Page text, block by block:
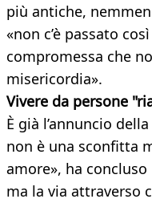
più antiche,
«non c’è passato
compromessa che
misericordia».
Vivere da persone
È già l’annuncio
non è una sconfitta
amore», ha
ma la via attraverso